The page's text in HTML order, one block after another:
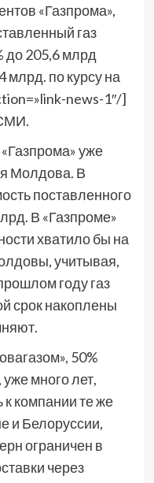
«Газпрома»,
газ
до 205,6 млрд
млрд. по курсу на
news-1″/]
уже
Молдова. В
поставленного
В «Газпроме»
хватило бы на
учитывая,
году газ
срок накоплены
50%
много лет,
компании те же
и Белоруссии,
ограничен в
через